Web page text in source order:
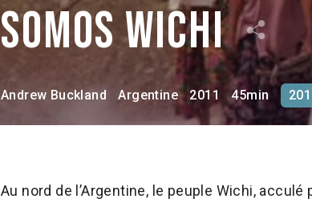
Somos Wichi
Andrew Buckland Argentine 2011 45min
Au nord de l’Argentine, le peuple Wichi,